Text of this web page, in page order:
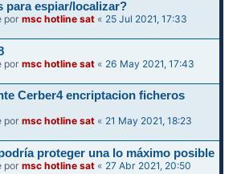
para espiar/localizar?
pormsc hotline sat « 25 Jul 2021, 17:33
pormsc hotline sat « 26 May 2021, 17:43
Cerber4 encriptacion ficheros
pormsc hotline sat « 21 May 2021, 18:23
proteger una lo máximo posible
pormsc hotline sat « 27 Abr 2021, 20:50